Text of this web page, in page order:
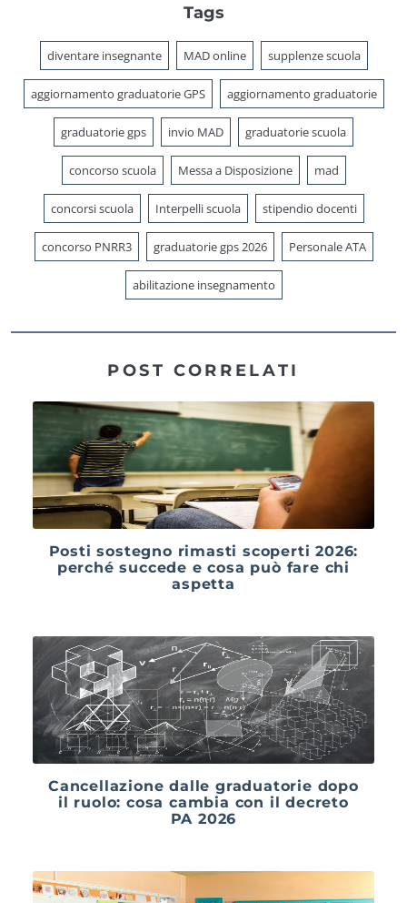
Tags
diventare insegnante MAD online supplenze scuola
aggiornamento graduatorie GPS aggiornamento graduatorie
graduatorie gps invio MAD graduatorie scuola
concorso scuola Messa a Disposizione mad
concorsi scuola Interpelli scuola stipendio docenti
concorso PNRR3 graduatorie gps 2026 Personale ATA
abilitazione insegnamento
POST CORRELATI
Posti sostegno rimasti scoperti 2026:
perché succede e cosa può fare chi
aspetta
Cancellazione dalle graduatorie dopo
il ruolo: cosa cambia con il decreto
PA 2026